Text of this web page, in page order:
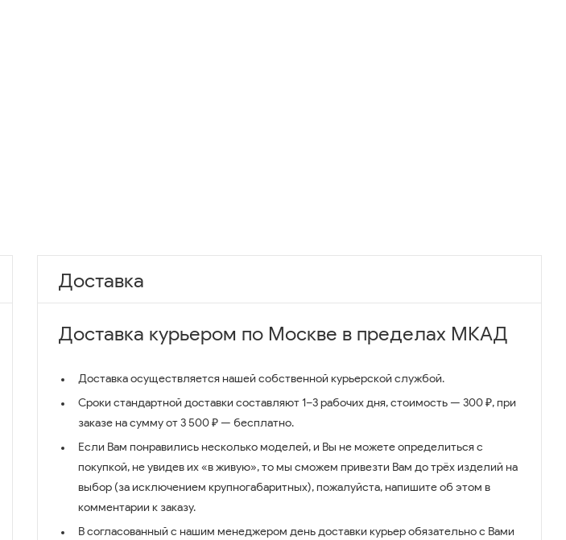
Доставка
Доставка курьером по Москве в пределах МКАД
Доставка осуществляется нашей собственной курьерской службой.
Сроки стандартной доставки составляют 1–3 рабочих дня, стоимость — 300 ₽, при
заказе на сумму от 3 500 ₽ — бесплатно.
Если Вам понравились несколько моделей, и Вы не можете определиться с
покупкой, не увидев их «в живую», то мы сможем привезти Вам до трёх изделий на
выбор (за исключением крупногабаритных), пожалуйста, напишите об этом в
комментарии к заказу.
В согласованный с нашим менеджером день доставки курьер обязательно с Вами